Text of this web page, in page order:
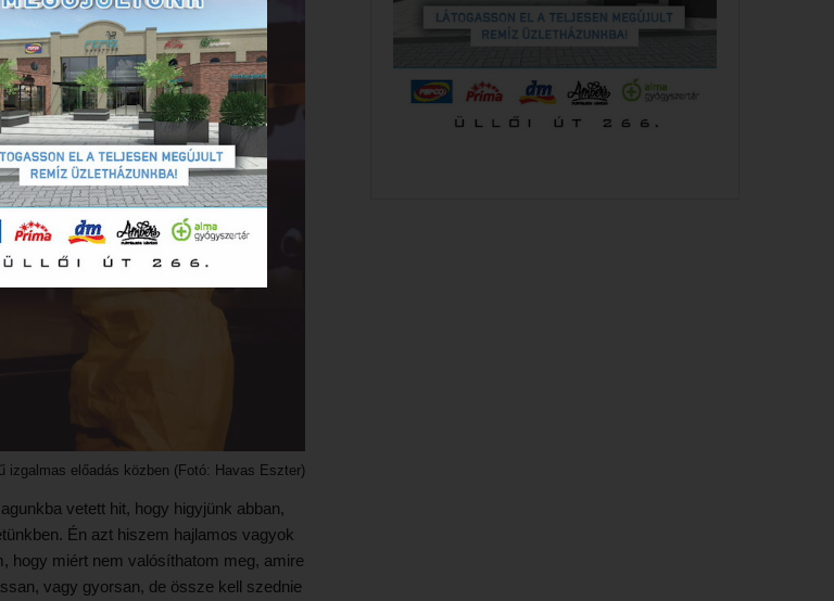
előadás közben (Fotó: Havas Eszter)
vetett hit, hogy higyjünk abban,
Én azt hiszem hajlamos vagyok
hogy miért nem valósíthatom meg, amire
vagy gyorsan, de össze kell szednie